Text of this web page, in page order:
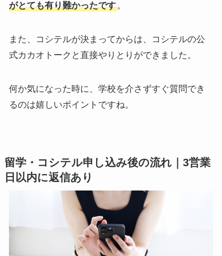
がとても有り難かったです。
また、コシテルが決まってからは、コシテルの公
式カカオトークと直接やりとりができました。
何か気になった時に、学校を介さずすぐ質問でき
るのは嬉しいポイントですね。
留学・コシテル申し込み後の流れ｜3営業
日以内に返信あり